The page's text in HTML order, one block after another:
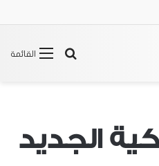
القائمة
بحث
الجديد